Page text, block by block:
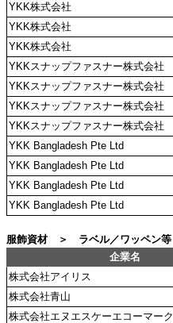
YKK株式会社
YKK株式会社
YKK株式会社
YKKスナップファスナー株式会社
YKKスナップファスナー株式会社
YKKスナップファスナー株式会社
YKKスナップファスナー株式会社
YKK Bangladesh Pte Ltd
YKK Bangladesh Pte Ltd
YKK Bangladesh Pte Ltd
YKK Bangladesh Pte Ltd
服飾資材 ＞ ラベル／ワッペン等
企業名
株式会社アイリス
株式会社青山
株式会社エヌエスケーエコーマーク